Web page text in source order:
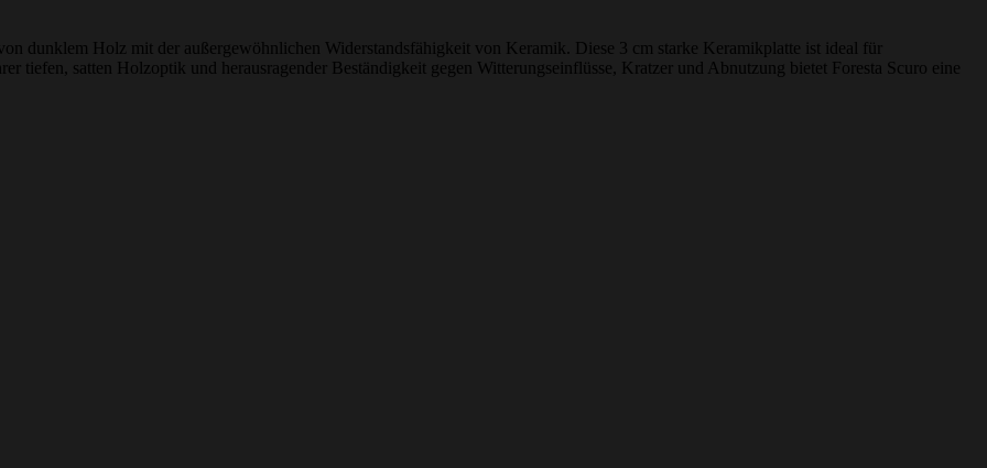
dunklem Holz mit der außergewöhnlichen Widerstandsfähigkeit von Keramik. Diese 3 cm starke Keramikplatte ist ideal für
tiefen, satten Holzoptik und herausragender Beständigkeit gegen Witterungseinflüsse, Kratzer und Abnutzung bietet Foresta Scuro eine